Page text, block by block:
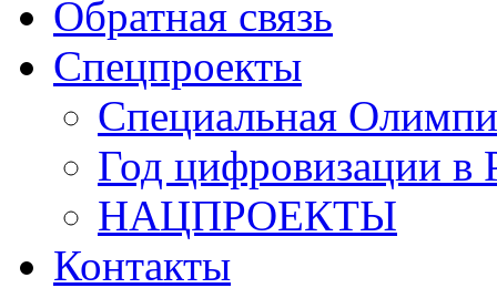
Обратная связь
Спецпроекты
Специальная
Год цифровизации в
НАЦПРОЕКТЫ
Контакты